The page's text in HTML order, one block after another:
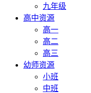
九年级
高中资源
高一
高二
高三
幼师资源
小班
中班